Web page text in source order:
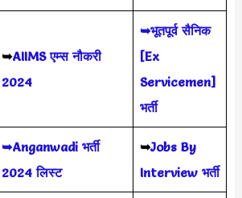
➥AIIMS एम्स नौकरी
2024
➥भूतपूर्व सैनिक
[Ex
Servicemen]
भर्ती
➥Anganwadi भर्ती
2024 लिस्ट
➥Jobs By
Interview भर्ती